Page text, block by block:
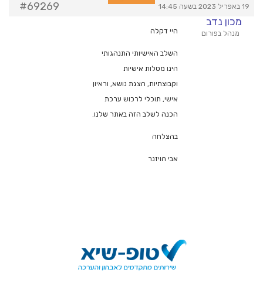
19 באפריל 2023 בשעה 14:45
#69269
מכון נדב
מנהל בפורום היי דקלה
השלב האישיותי התנהגותי
הינו מטלות אישיות
וקבוצתיות, הצגת נושא, וראיון
אישי, תוכלי לרכוש ערכת
הכנה לשלב הזה באתר שלנו.
בהצלחה
אבי הויזנר